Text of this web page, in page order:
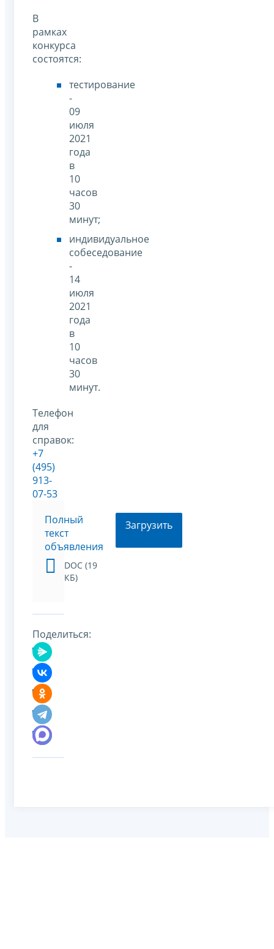
В
рамках
конкурса
состоятся:
тестирование
-
09
июля
2021
года
в
10
часов
30
минут;
индивидуальное
собеседование
-
14
июля
2021
года
в
10
часов
30
минут.
Телефон
для
справок:
+7
(495)
913-
07-53
Полный
текст
объявления
DOC (19
КБ)
Загрузить
Поделиться: